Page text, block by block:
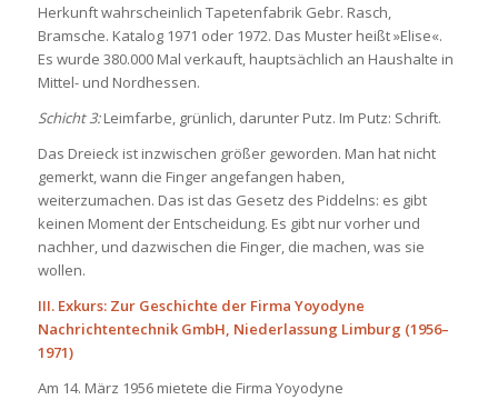
Herkunft wahrscheinlich Tapetenfabrik Gebr. Rasch,
Bramsche. Katalog 1971 oder 1972. Das Muster heißt »Elise«.
Es wurde 380.000 Mal verkauft, hauptsächlich an Haushalte in
Mittel- und Nordhessen.
Schicht 3:Leimfarbe, grünlich, darunter Putz. Im Putz: Schrift.
Das Dreieck ist inzwischen größer geworden. Man hat nicht
gemerkt, wann die Finger angefangen haben,
weiterzumachen. Das ist das Gesetz des Piddelns: es gibt
keinen Moment der Entscheidung. Es gibt nur vorher und
nachher, und dazwischen die Finger, die machen, was sie
wollen.
III. Exkurs: Zur Geschichte der Firma Yoyodyne
Nachrichtentechnik GmbH, Niederlassung Limburg (1956–
1971)
Am 14. März 1956 mietete die Firma Yoyodyne